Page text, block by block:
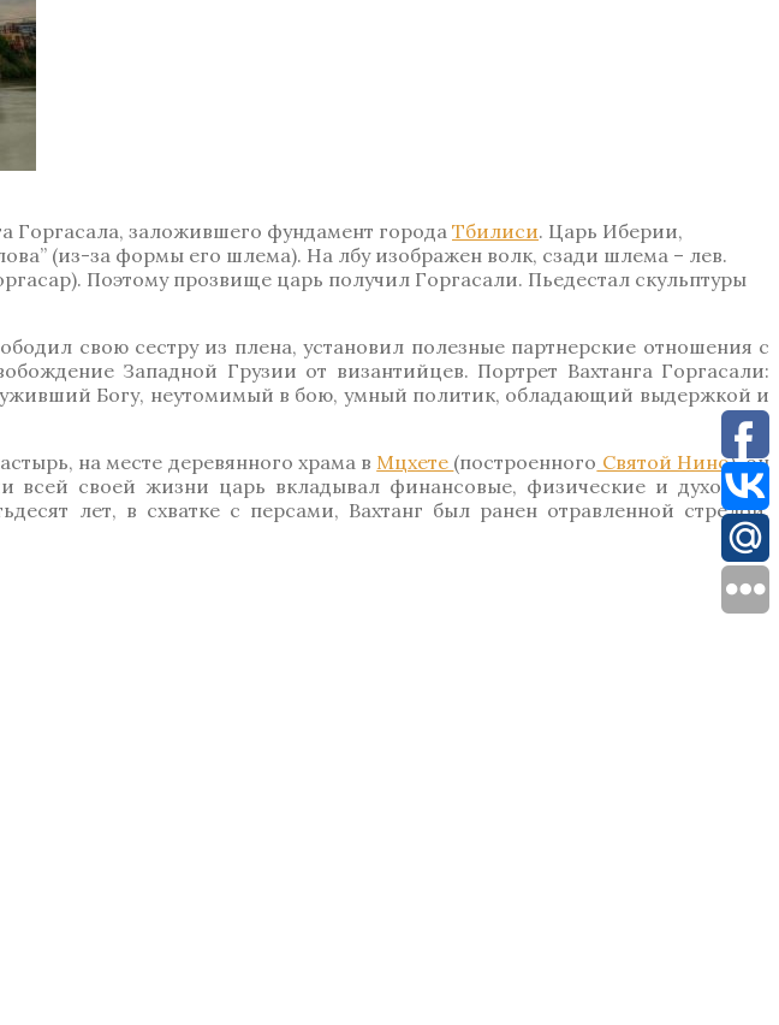
Горгасала, заложившего фундамент города Тбилиси. Царь Иберии,
(из-за формы его шлема). На лбу изображен волк, сзади шлема – лев.
Поэтому прозвище царь получил Горгасали. Пьедестал скульптуры
свою сестру из плена, установил полезные партнерские отношения с
Западной Грузии от византийцев. Портрет Вахтанга Горгасали:
Богу, неутомимый в бою, умный политик, обладающий выдержкой и
на месте деревянного храма в Мцхете (построенного Святой Нино), он
всей своей жизни царь вкладывал финансовые, физические и духовные
лет, в схватке с персами, Вахтанг был ранен отравленной стрелой.